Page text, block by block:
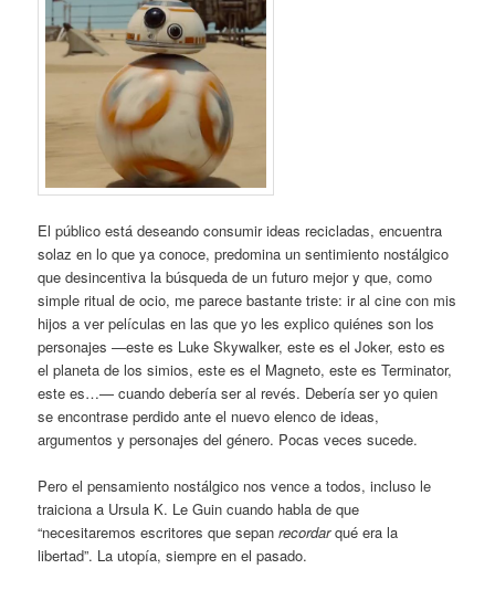
El público está deseando consumir ideas recicladas, encuentra
solaz en lo que ya conoce, predomina un sentimiento nostálgico
que desincentiva la búsqueda de un futuro mejor y que, como
simple ritual de ocio, me parece bastante triste: ir al cine con mis
hijos a ver películas en las que yo les explico quiénes son los
personajes —este es Luke Skywalker, este es el Joker, esto es
el planeta de los simios, este es el Magneto, este es Terminator,
este es…— cuando debería ser al revés. Debería ser yo quien
se encontrase perdido ante el nuevo elenco de ideas,
argumentos y personajes del género. Pocas veces sucede.
Pero el pensamiento nostálgico nos vence a todos, incluso le
traiciona a Ursula K. Le Guin cuando habla de que
“necesitaremos escritores que sepanrecordarqué era la
libertad”. La utopía, siempre en el pasado.